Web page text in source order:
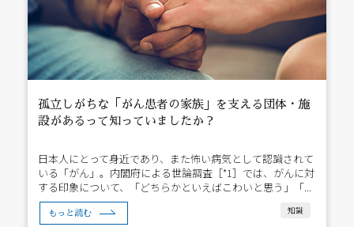
孤立しがちな「がん患者の家族」を支える団体・施
設があるって知っていましたか？
日本人にとって身近であり、また怖い病気として認識されて
いる「がん」。内閣府による世論調査［*1］では、がんに対
する印象について、「どちらかといえばこわいと思う」「...
もっと読む 知識